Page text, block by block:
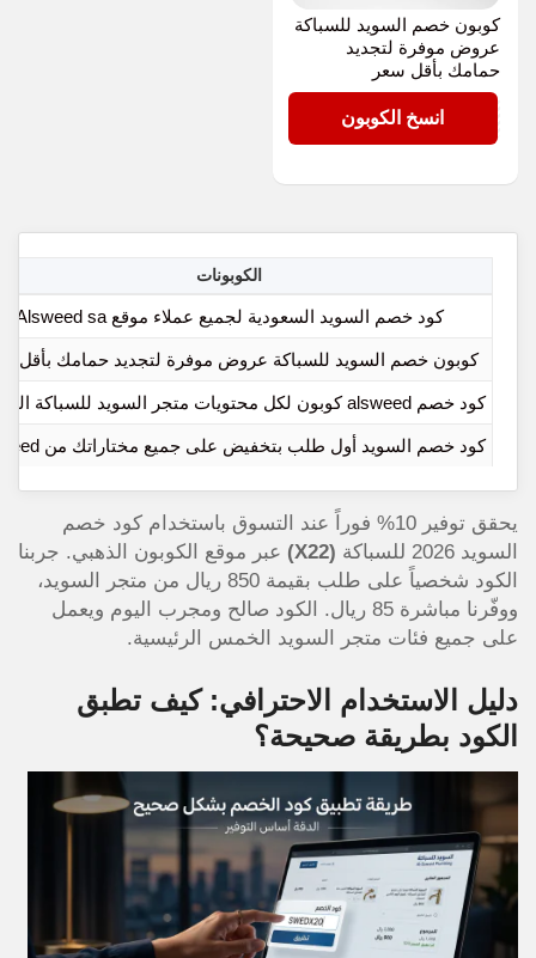
كوبون خصم السويد للسباكة
عروض موفرة لتجديد
حمامك بأقل سعر
انسخ الكوبون
الكوبونات
كود خصم السويد السعودية لجميع عملاء موقع Alsweed sa
كوبون خصم السويد للسباكة عروض موفرة لتجديد حمامك بأقل
كود خصم alsweed كوبون لكل محتويات متجر السويد للسباكة المميزة
كود خصم السويد أول طلب بتخفيض على جميع مختاراتك من Alsweed
يحقق توفير 10% فوراً عند التسوق باستخدام كود خصم
السويد 2026 للسباكة
(X22)
عبر موقع الكوبون الذهبي. جربنا
الكود شخصياً على طلب بقيمة 850 ريال من متجر السويد،
ووفّرنا مباشرة 85 ريال. الكود صالح ومجرب اليوم ويعمل
على جميع فئات متجر السويد الخمس الرئيسية.
دليل الاستخدام الاحترافي: كيف تطبق
الكود بطريقة صحيحة؟